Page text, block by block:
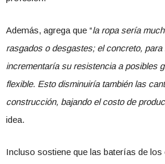
Además, agrega que “la ropa sería
rasgados o desgastes; el concreto,
incrementaría su resistencia a posibles
flexible. Esto disminuiría también las
construcción, bajando el costo de
idea.
Incluso sostiene que las baterías de los